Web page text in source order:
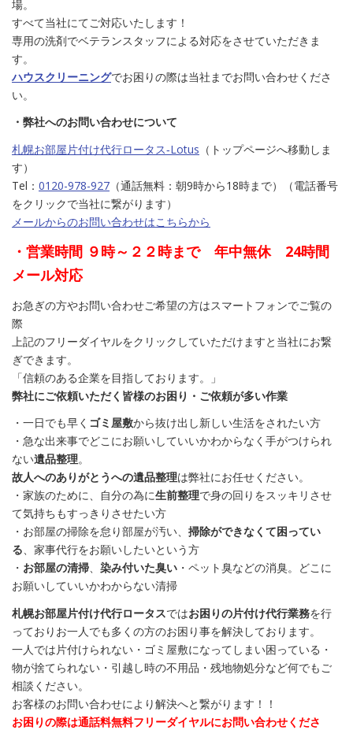
場。
すべて当社にてご対応いたします！
専用の洗剤でベテランスタッフによる対応をさせていただきま
す。
ハウスクリーニングでお困りの際は当社までお問い合わせくださ
い。
・弊社へのお問い合わせについて
札幌お部屋片付け代行ロータス‐Lotus （トップページへ移動しま
す）
Tel： 0120-978-927 （通話無料：朝9時から18時まで）（電話番号
をクリックで当社に繋がります）
メールからのお問い合わせはこちらから
・営業時間 ９時～２２時まで 年中無休 24時間
メール対応
お急ぎの方やお問い合わせご希望の方はスマートフォンでご覧の
際
上記のフリーダイヤルをクリックしていただけますと当社にお繋
ぎできます。
「信頼のある企業を目指しております。」
弊社にご依頼いただく皆様のお困り・ご依頼が多い作業
・一日でも早く ゴミ屋敷から抜け出し新しい生活をされたい方
・急な出来事でどこにお願いしていいかわからなく手がつけられ
ない遺品整理。
故人へのありがとうへの遺品整理は弊社にお任せください。
・家族のために、自分の為に生前整理で身の回りをスッキリさせ
て気持ちもすっきりさせたい方
・お部屋の掃除を怠り部屋が汚い、 掃除ができなくて困ってい
る、家事代行をお願いしたいという方
・ お部屋の清掃、 染み付いた臭い ・ペット臭などの消臭。どこに
お願いしていいかわからない清掃
札幌お部屋片付け代行ロータスではお困りの片付け代行業務を行
っておりお一人でも多くの方のお困り事を解決しております。
一人では片付けられない・ゴミ屋敷になってしまい困っている・
物が捨てられない・引越し時の不用品・残地物処分など何でもご
相談ください。
お客様のお問い合わせにより解決へと繋がります！！
お困りの際は通話料無料フリーダイヤルにお問い合わせくださ